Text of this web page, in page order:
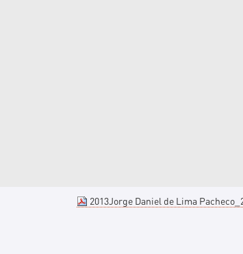
2013Jorge Daniel de Lima